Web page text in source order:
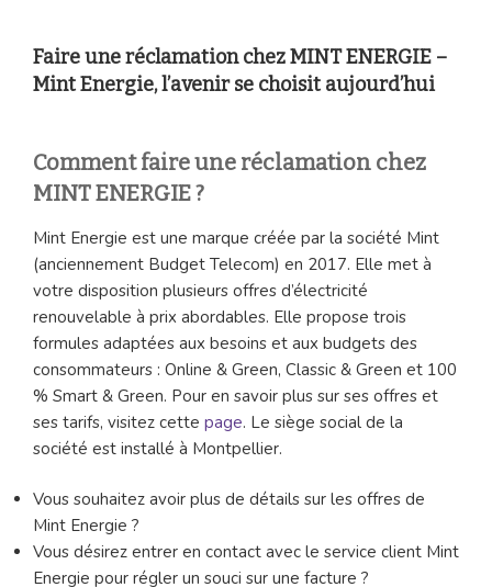
Faire une réclamation chez MINT ENERGIE –
Mint Energie, l’avenir se choisit aujourd’hui
Comment faire une réclamation chez
MINT ENERGIE ?
Mint Energie est une marque créée par la société Mint
(anciennement Budget Telecom) en 2017. Elle met à
votre disposition plusieurs offres d’électricité
renouvelable à prix abordables. Elle propose trois
formules adaptées aux besoins et aux budgets des
consommateurs : Online & Green, Classic & Green et 100
% Smart & Green. Pour en savoir plus sur ses offres et
ses tarifs, visitez cette page. Le siège social de la
société est installé à Montpellier.
Vous souhaitez avoir plus de détails sur les offres de
Mint Energie ?
Vous désirez entrer en contact avec le service client Mint
Energie pour régler un souci sur une facture ?